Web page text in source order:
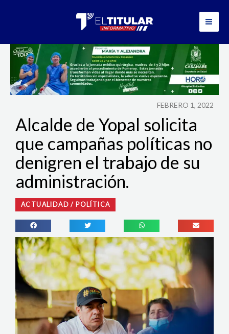
FEBRERO 1, 2022
Alcalde de Yopal solicita
que campañas políticas no
denigren el trabajo de su
administración.
ACTUALIDAD / POLÍTICA